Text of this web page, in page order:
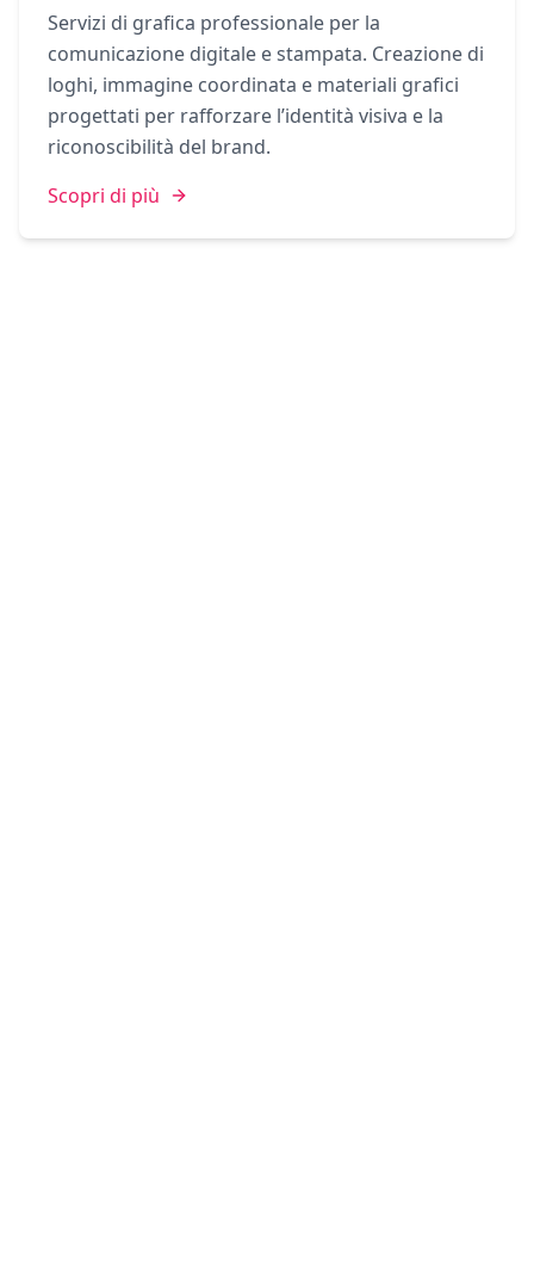
Servizi di grafica professionale per la
comunicazione digitale e stampata. Creazione di
loghi, immagine coordinata e materiali grafici
progettati per rafforzare l’identità visiva e la
riconoscibilità del brand.
Scopri di più